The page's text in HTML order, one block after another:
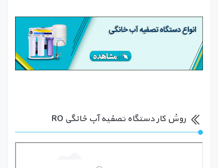
روش کار دستگاه تصفیه آب خانگی RO